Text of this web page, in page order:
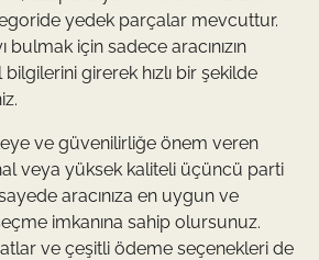
yedek parçalar mevcuttur.
için sadece aracınızın
girerek hızlı bir şekilde
ve güvenilirliğe önem veren
veya yüksek kaliteli üçüncü parti
aracınıza en uygun ve
imkanına sahip olursunuz.
ve çeşitli ödeme seçenekleri de